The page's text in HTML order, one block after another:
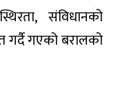
संविधानको
गर्दै गएको बरालको